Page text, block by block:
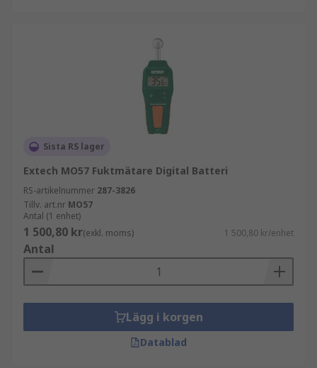
Sista RS lager
Extech MO57 Fuktmätare Digital Batteri
RS-artikelnummer 287-3826
Tillv. art.nr MO57
Antal (1 enhet)
1 500,80 kr(exkl. moms) 1 500,80 kr/enhet
Antal
Lägg i korgen
Datablad